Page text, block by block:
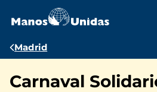
contenido
Ruta
navegación
Madrid
Carnaval